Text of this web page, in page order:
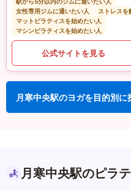
駅から5分以内のジムに通いたい人
女性専用ジムに通いたい人
ストレスを
マットピラティスを始めたい人
マシンピラティスを始めたい人
公式サイトを見る
月寒中央駅のヨガを目的別に
月寒中央駅のピラ